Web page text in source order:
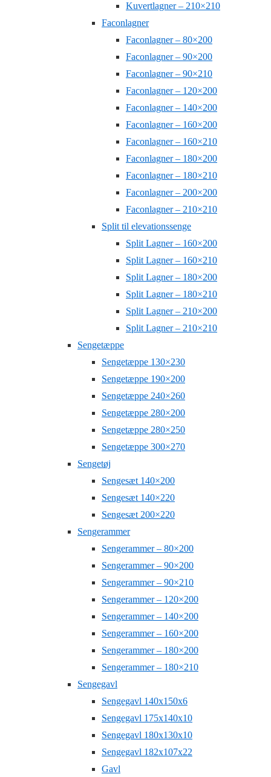
Kuvertlagner – 210×210
Faconlagner
Faconlagner – 80×200
Faconlagner – 90×200
Faconlagner – 90×210
Faconlagner – 120×200
Faconlagner – 140×200
Faconlagner – 160×200
Faconlagner – 160×210
Faconlagner – 180×200
Faconlagner – 180×210
Faconlagner – 200×200
Faconlagner – 210×210
Split til elevationssenge
Split Lagner – 160×200
Split Lagner – 160×210
Split Lagner – 180×200
Split Lagner – 180×210
Split Lagner – 210×200
Split Lagner – 210×210
Sengetæppe
Sengetæppe 130×230
Sengetæppe 190×200
Sengetæppe 240×260
Sengetæppe 280×200
Sengetæppe 280×250
Sengetæppe 300×270
Sengetøj
Sengesæt 140×200
Sengesæt 140×220
Sengesæt 200×220
Sengerammer
Sengerammer – 80×200
Sengerammer – 90×200
Sengerammer – 90×210
Sengerammer – 120×200
Sengerammer – 140×200
Sengerammer – 160×200
Sengerammer – 180×200
Sengerammer – 180×210
Sengegavl
Sengegavl 140x150x6
Sengegavl 175x140x10
Sengegavl 180x130x10
Sengegavl 182x107x22
Gavl